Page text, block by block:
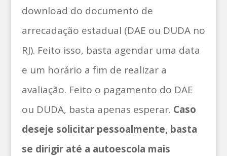
download do documento de
arrecadação estadual (DAE ou DUDA no
RJ). Feito isso, basta agendar uma data
e um horário a fim de realizar a
avaliação. Feito o pagamento do DAE
ou DUDA, basta apenas esperar. Caso
deseje solicitar pessoalmente, basta
se dirigir até a autoescola mais